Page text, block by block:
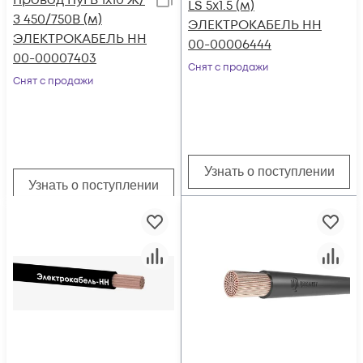
З 450/750В (м)
ЭЛЕКТРОКАБЕЛЬ НН
00-00007403
Снят с продажи
Узнать о поступлении
LS 5х1.5 (м)
ЭЛЕКТРОКАБЕЛЬ НН
00-00006444
Снят с продажи
Узнать о поступлении